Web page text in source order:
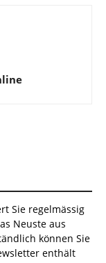
Sie regelmässig
Neuste aus
können Sie
enthält